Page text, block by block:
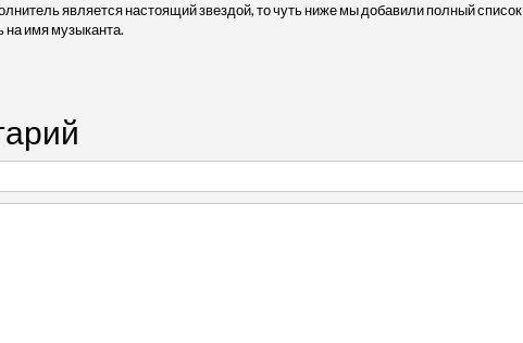
является настоящий звездой, то чуть ниже мы добавили полный список
на имя музыканта.